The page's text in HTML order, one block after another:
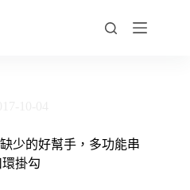
少的好幫手，多功能串
環掛勾